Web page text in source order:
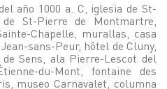
año 1000 a. C, iglesia de St-
de St-Pierre de Montmartre,
Chapelle, murallas, casa
sans-Peur, hôtel de Cluny,
Sens, ala Pierre-Lescot del
du-Mont, fontaine des
museo Carnavalet, columna